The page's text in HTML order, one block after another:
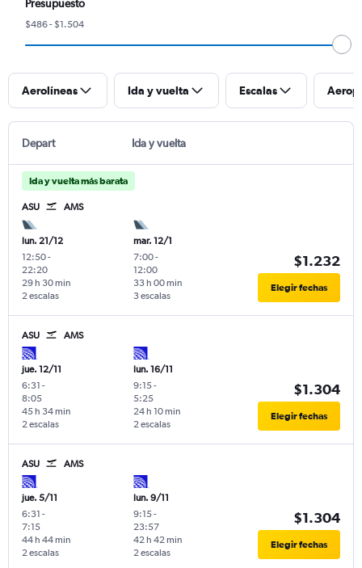
Presupuesto
$486 - $1.504
Aerolíneas Ida y vuelta Escalas
Depart Ida y vuelta
Ida y vuelta más barata
ASU AMS
lun. 21/12
12:50-
22:20
2 escalas
29 h 30 min
mar. 12/1
7:00-
12:00
3 escalas
33 h 00 min
$1.232
Elegir fechas
ASU AMS
jue. 12/11
6:31 -
8:05
2 escalas
45 h 34 min
lun. 16/11
9:15-
5:25
2 escalas
24 h 10 min
$1.304
Elegir fechas
ASU AMS
jue. 5/11
6:31 -
7:15
2 escalas
44 h 44 min
lun. 9/11
9:15-
23:57
2 escalas
42 h 42 min
$1.304
Elegir fechas